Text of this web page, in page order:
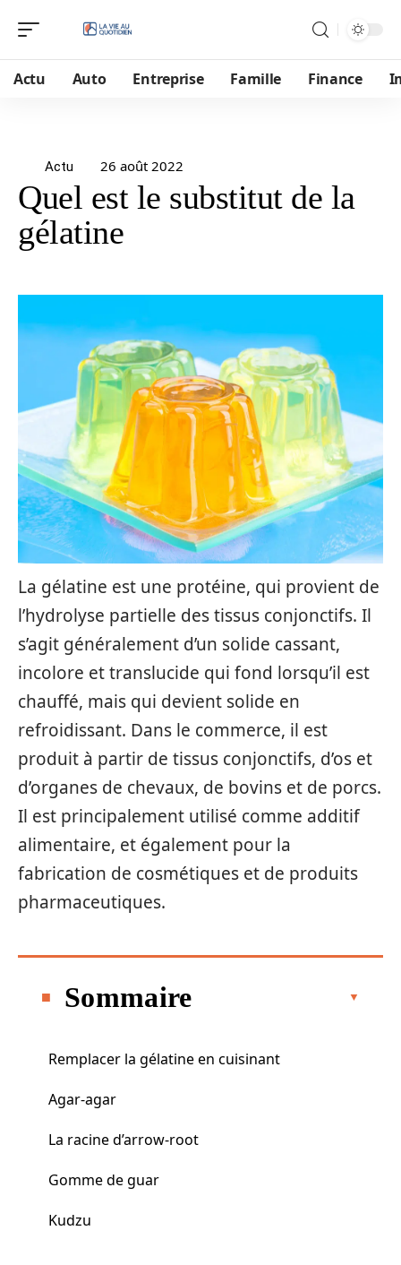
Actu Auto Entreprise Famille Finance
Actu 26 août 2022
Quel est le substitut de la
gélatine
La gélatine est une protéine, qui provient de
l’hydrolyse partielle des tissus conjonctifs. Il
s’agit généralement d’un solide cassant,
incolore et translucide qui fond lorsqu’il est
chauffé, mais qui devient solide en
refroidissant. Dans le commerce, il est
produit à partir de tissus conjonctifs, d’os et
d’organes de chevaux, de bovins et de porcs.
Il est principalement utilisé comme additif
alimentaire, et également pour la
fabrication de cosmétiques et de produits
pharmaceutiques.
Sommaire
Remplacer la gélatine en cuisinant
Agar-agar
La racine d’arrow-root
Gomme de guar
Kudzu